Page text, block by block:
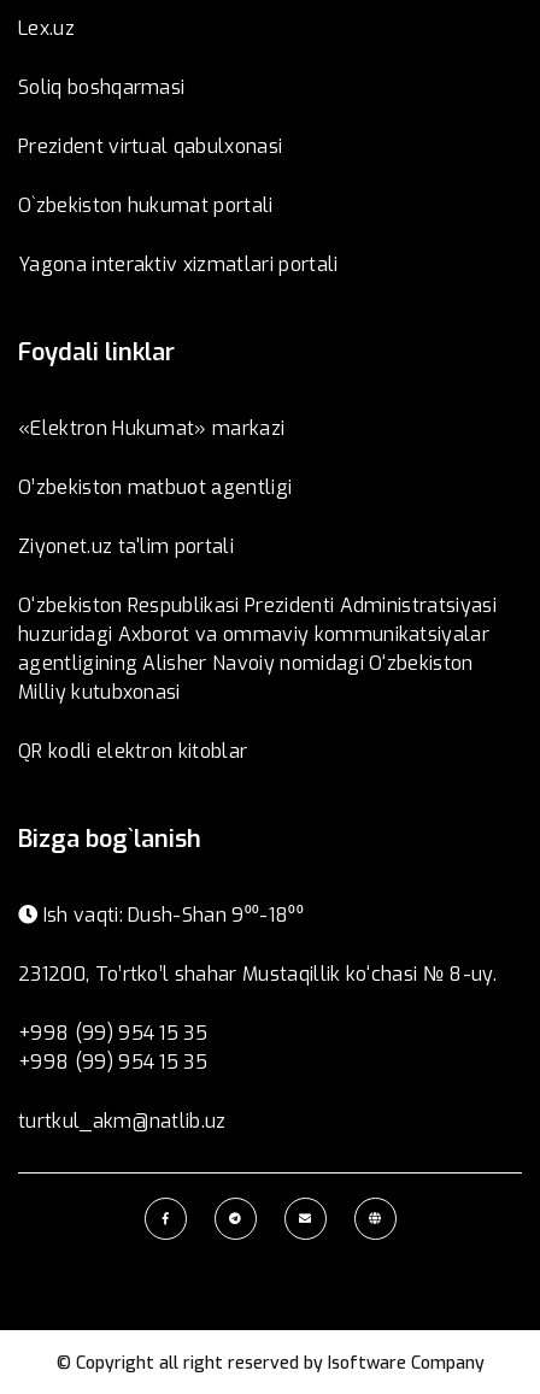
Lex.uz
Soliq boshqarmasi
Prezident virtual qabulxonasi
O`zbekiston hukumat portali
Yagona interaktiv xizmatlari portali
Foydali linklar
«Elektron Hukumat» markazi
O’zbеkistоn mаtbuоt аgеntligi
Ziyonet.uz ta'lim portali
O‘zbekiston Respublikasi Prezidenti Administratsiyasi
huzuridagi Axborot va ommaviy kommunikatsiyalar
agentligining Alisher Navoiy nomidagi O‘zbekiston
Milliy kutubxonasi
QR kodli elektron kitoblar
Bizga bog`lanish
Ish vaqti: Dush-Shan 9⁰⁰-18⁰⁰
231200, To’rtko’l shahar Mustaqillik ko‘chasi № 8-uy.
+998 (99) 954 15 35
+998 (99) 954 15 35
turtkul_akm@natlib.uz
© Copyright all right reserved by Isoftware Company